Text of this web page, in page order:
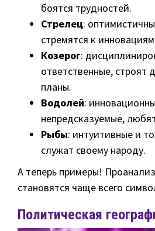
боятся трудностей.
Стрелец:
стремятся к
Козерог:
ответственные, строят
планы.
Водолей:
непредсказуемые,
Рыбы: интуитивные и
служат своему народу.
А теперь примеры!
становятся чаще всего
Политическая